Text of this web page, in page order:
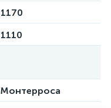
1170
1110
Монтерроса